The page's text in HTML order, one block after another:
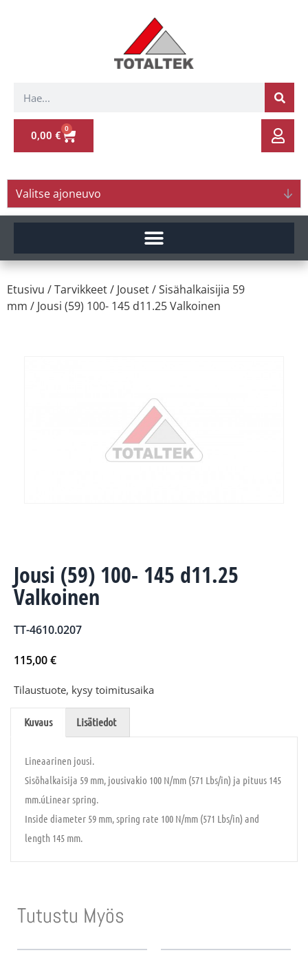
0,00 €
0
Valitse ajoneuvo
Etusivu /Tarvikkeet/ Jouset/Sisähalkaisijia 59
mm / Jousi (59) 100- 145 d11.25 Valkoinen
Jousi (59) 100- 145 d11.25
Valkoinen
TT-4610.0207
115,00€
Tilaustuote, kysy toimitusaika
Kuvaus Lisätiedot
Lineaarinen jousi.
Sisõhalkaisija 59 mm, jousivakio 100 N/mm (571 Lbs/in) ja pituus 145
mm.úLinear spring.
Inside diameter 59 mm, spring rate 100 N/mm (571 Lbs/in) and
length 145 mm.
Tutustu Myös